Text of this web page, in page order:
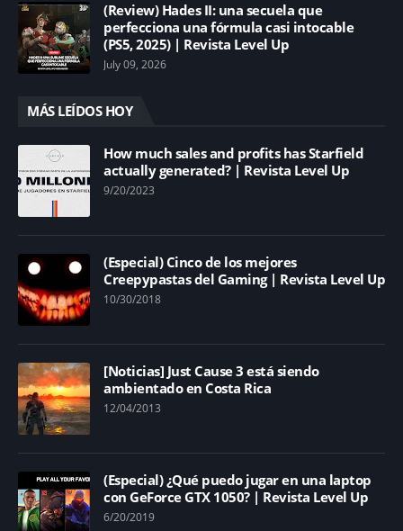
(Review) Hades II: una secuela que
perfecciona una fórmula casi intocable
(PS5, 2025) | Revista Level Up
July 09, 2026
MÁS LEÍDOS HOY
How much sales and profits has Starfield
actually generated? | Revista Level Up
9/20/2023
(Especial) Cinco de los mejores
Creepypastas del Gaming | Revista Level Up
10/30/2018
[Noticias] Just Cause 3 está siendo
ambientado en Costa Rica
12/04/2013
(Especial) ¿Qué puedo jugar en una laptop
con GeForce GTX 1050? | Revista Level Up
6/20/2019